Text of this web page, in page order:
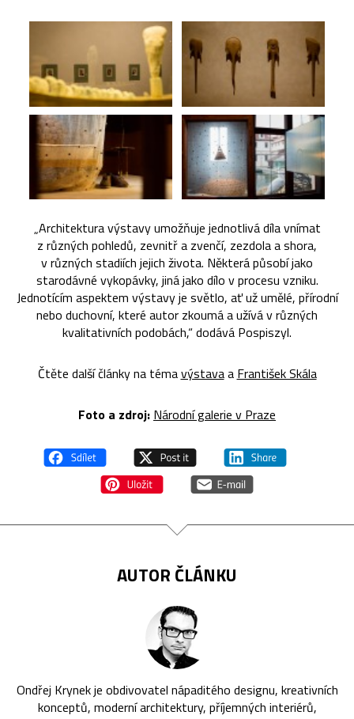
„Architektura výstavy umožňuje jednotlivá díla vnímat
z různých pohledů, zevnitř a zvenčí, zezdola a shora,
v různých stadiích jejich života. Některá působí jako
starodávné vykopávky, jiná jako dílo v procesu vzniku.
Jednotícím aspektem výstavy je světlo, ať už umělé, přírodní
nebo duchovní, které autor zkoumá a užívá v různých
kvalitativních podobách,“ dodává Pospiszyl.
Čtěte další články na témavýstavaa František Skála
Foto a zdroj: Národní galerie v Praze
AUTOR ČLÁNKU
Ondřej Krynek je obdivovatel nápaditého designu, kreativních
konceptů, moderní architektury, příjemných interiérů,